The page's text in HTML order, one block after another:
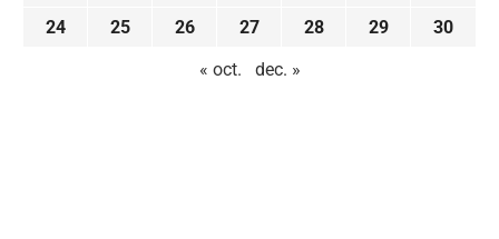
24
25 26 27 28 29
30
« oct.
dec. »